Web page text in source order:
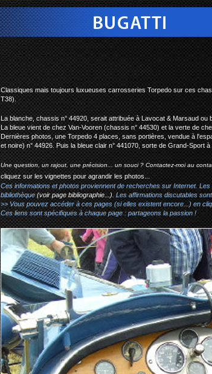
bugatti type 44
Classiques mais toujours luxueuses carrosseries Torpedo sur ces
T38).
La blanche, chassis n° 44920, serait attribuée à Lavocat & Marsaud
La bleue vient de chez Van-Vooren (chassis n° 44530) et la verte de
Dernières photos, une Torpedo 4 places, sans portières, vendue à
et noire) n° 44926. Puis la bleue clair n° 441070, sorte de Grand-Sport
Une question, un rajout, une précision... un souci ? Contactez-moi au
cliquez sur les vignettes pour agrandir les photos...
Ces informations et photos proviennent de recherches sur Internet.
bibliothèque(voir page bibliographie...). Les affirmations discutables
>> Vous pouvez accéder à ces pages (si elles existent encore...) en
Ces liens sont spécifiques à chaque page : partageons la passion !